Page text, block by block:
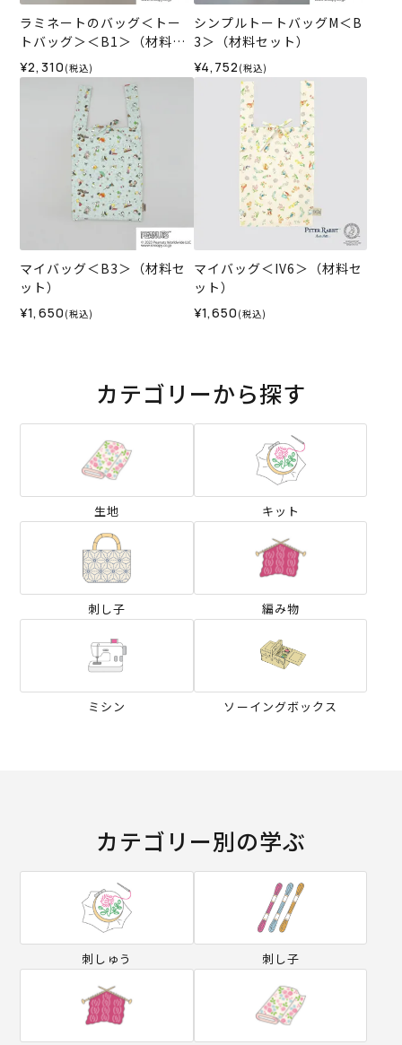
ラミネートのバッグ＜トー
トバッグ＞＜B1＞（材料セ
ット）
¥2,310 (税込)
シンプルトートバッグM＜B
3＞（材料セット）
¥4,752 (税込)
マイバッグ＜B3＞（材料セ
ット）
¥1,650 (税込)
マイバッグ＜IV6＞（材料セ
ット）
¥1,650 (税込)
カテゴリーから探す
生地 キット
刺し子 編み物
ミシン ソーイングボックス
カテゴリー別の学ぶ
刺しゅう 刺し子